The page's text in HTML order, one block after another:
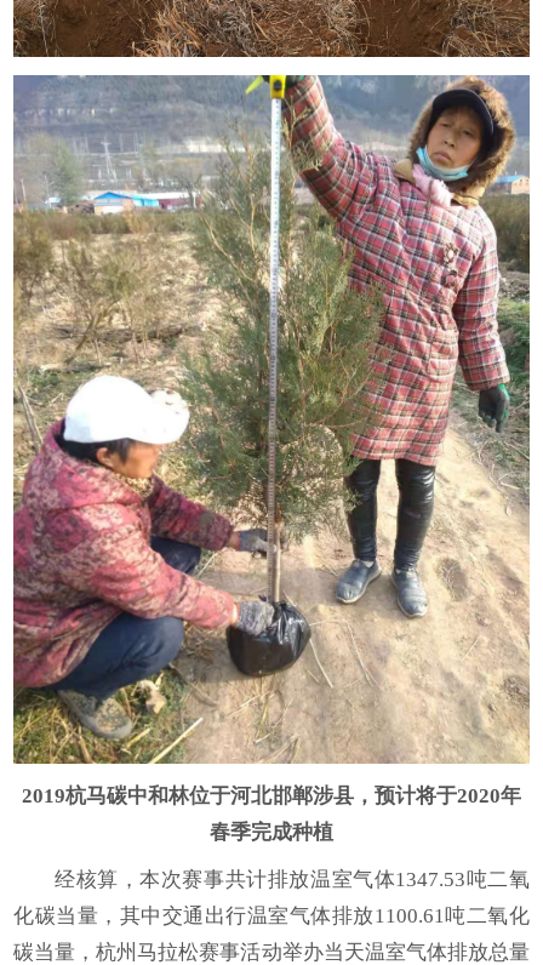
2019杭马碳中和林位于河北邯郸涉县，预计将于2020年
春季完成种植
经核算，本次赛事共计排放温室气体1347.53吨二氧
化碳当量，其中交通出行温室气体排放1100.61吨二氧化
碳当量，杭州马拉松赛事活动举办当天温室气体排放总量